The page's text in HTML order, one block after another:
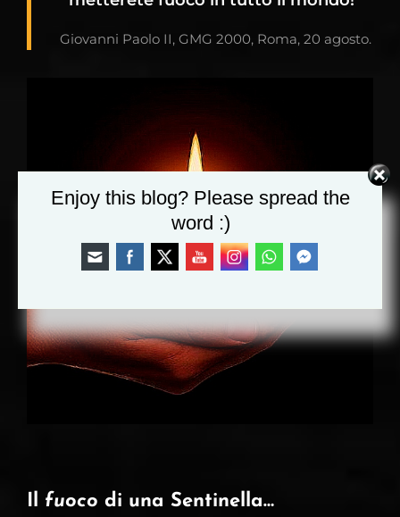
Giovanni Paolo II, GMG 2000, Roma, 20 agosto.
Il fuoco di una Sentinella…
Enjoy this blog? Please spread the
word :)